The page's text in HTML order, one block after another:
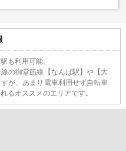
も利用可能。
の御堂筋線【なんば駅】や【大
が、あまり電車利用せず自転車
るオススメのエリアです。